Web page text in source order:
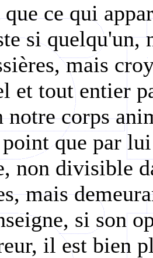
ce qui
si quelqu'un,
mais
et tout entier
notre corps
que par
non divisible
mais
si son
il est bien